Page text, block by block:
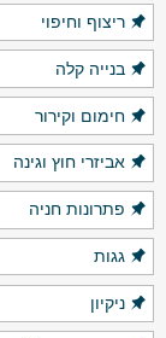
ריצוף וחיפוי
בנייה קלה
חימום וקירור
אביזרי חוץ וגינה
פתרונות חניה
גגות
ניקיון